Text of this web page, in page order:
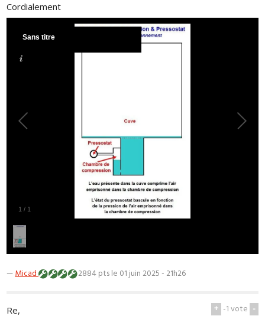
Cordialement
1 / 1
Sans titre
—Micad 2884 ptsle 01 juin 2025 - 21h26
+ -1vote -
Re,